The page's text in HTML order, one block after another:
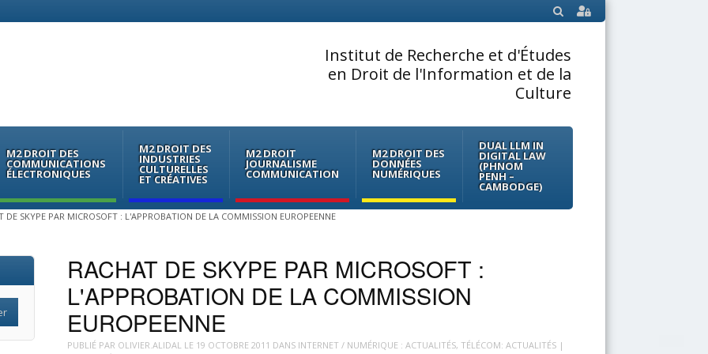
SEARCH
Institut de Recherche et d'Études
en Droit de l'Information et de la
Culture
M2 DROIT DES
COMMUNICATIONS
ÉLECTRONIQUES
M2 DROIT DES
INDUSTRIES
CULTURELLES
ET CRÉATIVES
M2 DROIT
JOURNALISME
COMMUNICATION
M2 DROIT DES
DONNÉES
NUMÉRIQUES
DUAL LLM IN
DIGITAL LAW
(PHNOM
PENH –
CAMBODGE)
DE SKYPE PAR MICROSOFT : L'APPROBATION DE LA COMMISSION EUROPEENNE
RACHAT DE SKYPE PAR MICROSOFT :
L'APPROBATION DE LA COMMISSION
EUROPEENNE
PUBLIÉ PAR OLIVIER.ALIDAL LE 19 OCTOBRE 2011 DANS INTERNET / NUMÉRIQUE : ACTUALITÉS, TÉLÉCOM: ACTUALITÉS|